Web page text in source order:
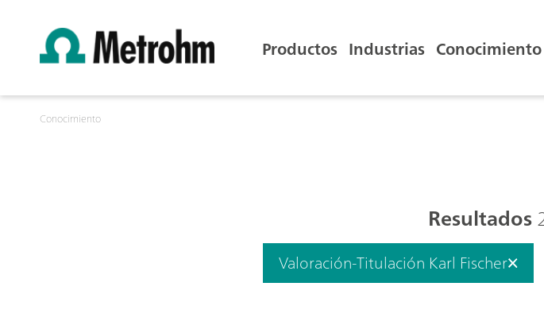
Productos Industrias Conocimiento
Conocimiento
Resultados
Valoración-Titulación Karl Fischer